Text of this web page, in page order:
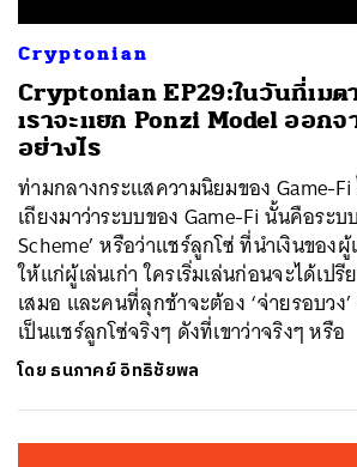
Cryptonian
Cryptonian EP29:ในวันที่เมต
เราจะแยก Ponzi Model ออกจ
อย่างไร
ท่ามกลางกระแสความนิยมของ Game-
เถียงมาว่าระบบของ Game-Fi นั้นคือระบ
Scheme’ หรือว่าแชร์ลูกโซ่ ที่นำเงินของ
ให้แก่ผู้เล่นเก่า ใครเริ่มเล่นก่อนจะได้เป
เสมอ และคนที่ลุกช้าจะต้อง ‘จ่ายรอบวง
เป็นแชร์ลูกโซ่จริงๆ ดังที่เขาว่าจริงๆ หรือ
โดย ธนภาคย์ อิทธิชัยพล